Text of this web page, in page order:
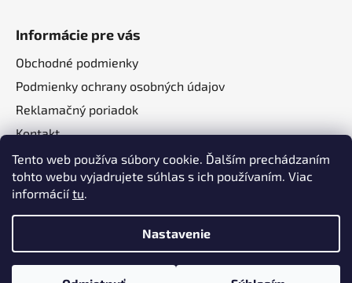
Tento web používa súbory cookie. Ďalším prechádzaním
tohto webu vyjadrujete súhlas s ich používaním. Viac
informáciítu.
Nastavenie
Informácie pre vás
Obchodné podmienky
Podmienky ochrany osobných údajov
Reklamačný poriadok
Kontakt
O nás
Vytvoril Shoptet a
Adatelier